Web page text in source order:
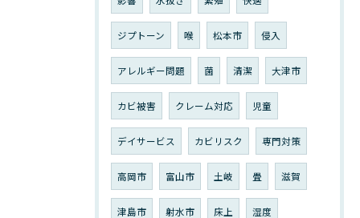
ジプトーン 喉 松本市 侵入
アレルギー問題 菌 清潔 大津市
カビ被害 クレーム対応 児童
デイサービス カビリスク 専門対策
高岡市 富山市 土岐 畳 滋賀
津島市 射水市 床上 湿度